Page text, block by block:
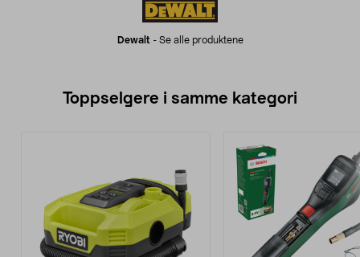
Dewalt - Se alle produktene
Toppselgere i samme kategori